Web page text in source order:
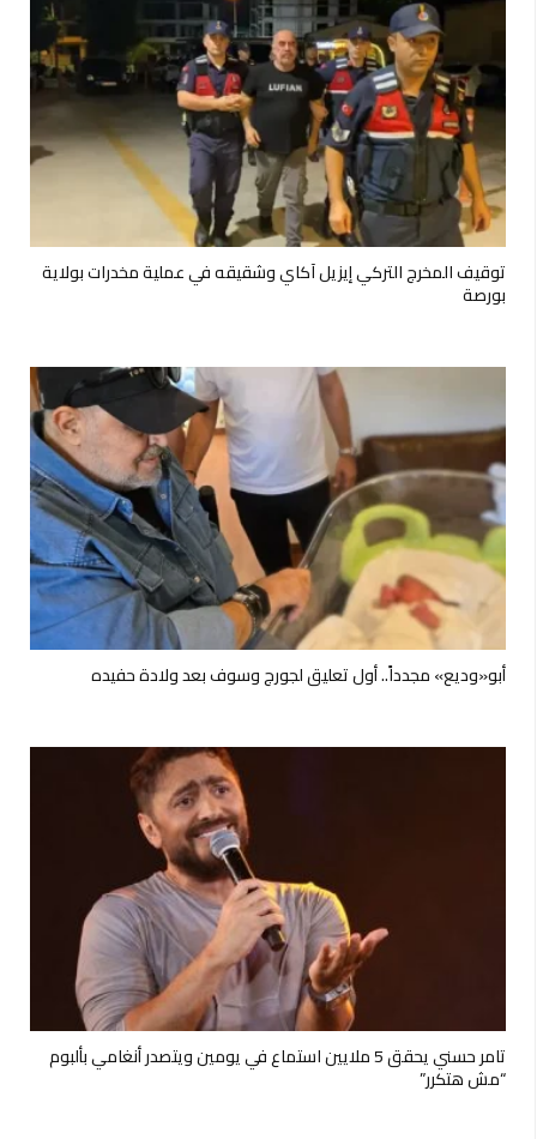
لطيفة تشوّق جمهورها بألبوم جديد
توقيف المخرج التركي إيزيل آكاي وشقيقه في عملية مخدرات بولاية
بورصة
أبو«وديع» مجدداً.. أول تعليق لجورج وسوف بعد ولادة حفيده